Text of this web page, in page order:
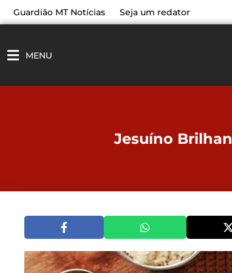
paraGuardião MT Notícias Seja um redator
MENU
Jesuíno